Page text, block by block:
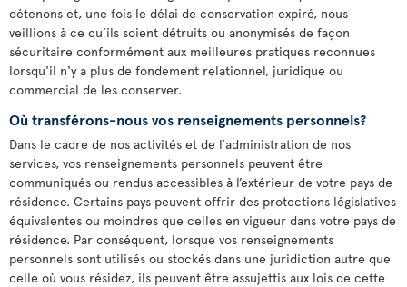
détenons et, une fois le délai de conservation expiré, nous
veillions à ce qu’ils soient détruits ou anonymisés de façon
sécuritaire conformément aux meilleures pratiques reconnues
lorsqu'il n'y a plus de fondement relationnel, juridique ou
commercial de les conserver.
Où transférons-nous vos renseignements personnels?
Dans le cadre de nos activités et de l’administration de nos
services, vos renseignements personnels peuvent être
communiqués ou rendus accessibles à l’extérieur de votre pays de
résidence. Certains pays peuvent offrir des protections législatives
équivalentes ou moindres que celles en vigueur dans votre pays de
résidence. Par conséquent, lorsque vos renseignements
personnels sont utilisés ou stockés dans une juridiction autre que
celle où vous résidez, ils peuvent être assujettis aux lois de cette